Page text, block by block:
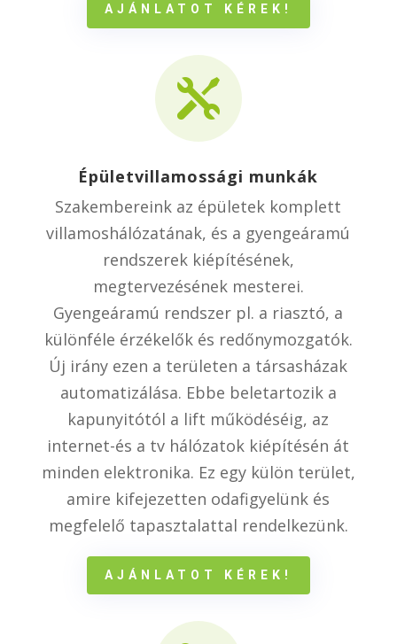
AJÁNLATOT KÉREK!

Épületvillamossági munkák
Szakembereink az épületek komplett
villamoshálózatának, és a gyengeáramú
rendszerek kiépítésének,
megtervezésének mesterei.
Gyengeáramú rendszer pl. a riasztó, a
különféle érzékelők és redőnymozgatók.
Új irány ezen a területen a társasházak
automatizálása. Ebbe beletartozik a
kapunyitótól a lift működéséig, az
internet-és a tv hálózatok kiépítésén át
minden elektronika. Ez egy külön terület,
amire kifejezetten odafigyelünk és
megfelelő tapasztalattal rendelkezünk.
AJÁNLATOT KÉREK!